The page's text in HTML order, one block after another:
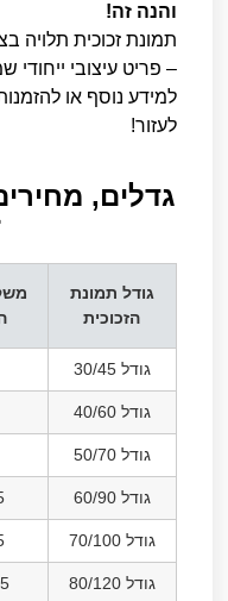
והנה זה!
תמונת זכוכית תלויה
– פריט עיצובי
למידע נוסף או
לעזור!
גדלים,
גודל תמונת
הזכוכית
גודל 30/45
גודל 40/60
גודל 50/70
גודל 60/90
גודל 70/100
גודל 80/120